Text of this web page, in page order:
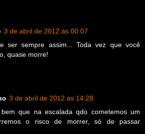
3 de abril de 2012 às 00:07
ser sempre assim... Toda vez que você
quase morre!
3 de abril de 2012 às 14:28
que na escalada qdo cometemos um
o risco de morrer, só de passar